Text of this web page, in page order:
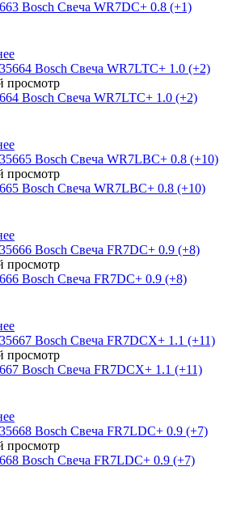
Bosch Свеча WR7DC+ 0.8 (+1)
просмотр
Bosch Свеча WR7LTC+ 1.0 (+2)
просмотр
Bosch Свеча WR7LBC+ 0.8 (+10)
просмотр
Bosch Свеча FR7DC+ 0.9 (+8)
просмотр
Bosch Свеча FR7DCX+ 1.1 (+11)
просмотр
Bosch Свеча FR7LDC+ 0.9 (+7)